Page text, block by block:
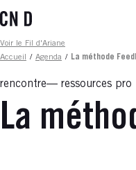
au
principal
Fil d'ariane
Voir le Fil d'Ariane
Accueil
/ Agenda / La méthode
rencontre ressources pro
La